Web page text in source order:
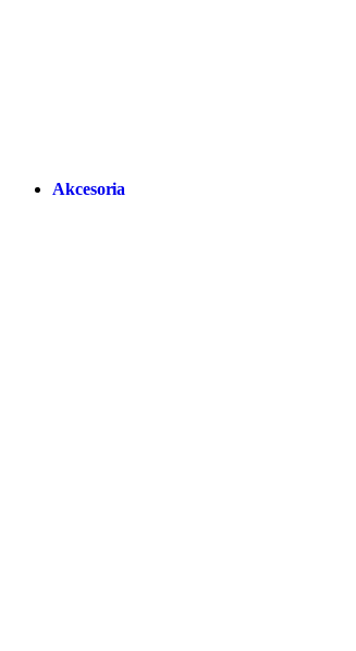
Akcesoria